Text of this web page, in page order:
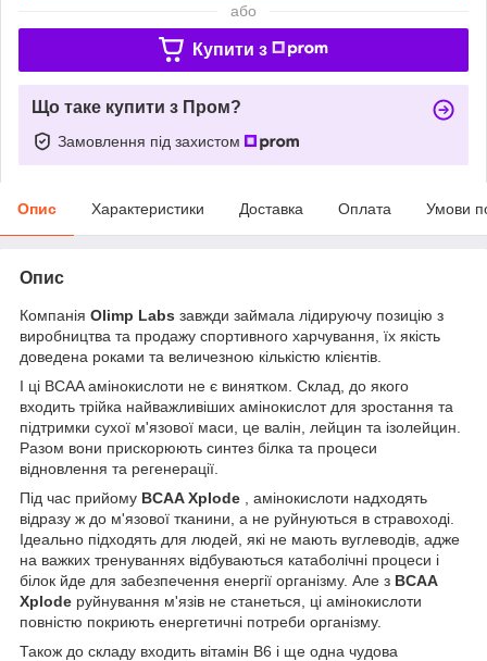
або
Купити з
Що таке купити з Пром?
Замовлення під захистом
Опис Характеристики Доставка Оплата Умови
Опис
Компанія Olimp Labs завжди займала лідируючу позицію з
виробництва та продажу спортивного харчування, їх якість
доведена роками та величезною кількістю клієнтів.
І ці BCAA амінокислоти не є винятком. Склад, до якого
входить трійка найважливіших амінокислот для зростання та
підтримки сухої м'язової маси, це валін, лейцин та ізолейцин.
Разом вони прискорюють синтез білка та процеси
відновлення та регенерації.
Під час прийому BCAA Xplode , амінокислоти надходять
відразу ж до м'язової тканини, а не руйнуються в стравоході.
Ідеально підходять для людей, які не мають вуглеводів, адже
на важких тренуваннях відбуваються катаболічні процеси і
білок йде для забезпечення енергії організму. Але з BCAA
Xplode руйнування м'язів не станеться, ці амінокислоти
повністю покриють енергетичні потреби організму.
Також до складу входить вітамін B6 і ще одна чудова